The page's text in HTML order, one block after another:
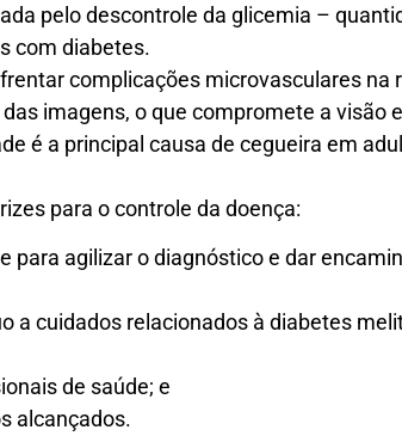
pelo descontrole da glicemia –
com diabetes.
complicações microvasculares na
imagens, o que compromete a visão
é a principal causa de cegueira em
para o controle da doença:
para agilizar o diagnóstico e dar
a cuidados relacionados à diabetes
de saúde; e
alcançados.